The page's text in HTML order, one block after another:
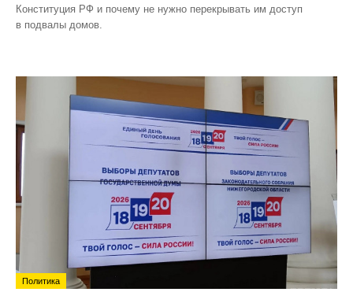
Конституция РФ и почему не нужно перекрывать им доступ
в подвалы домов.
Политика